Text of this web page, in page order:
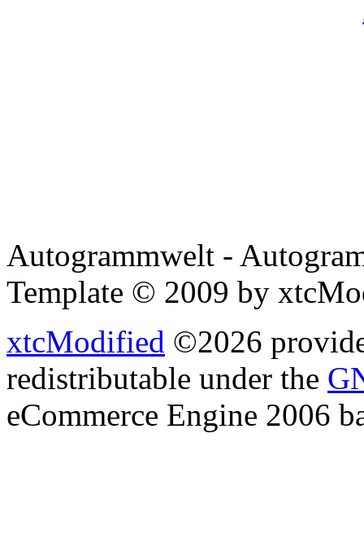
Autogrammwelt -
Template © 2009 by
xtcModified ©2026
redistributable under the
eCommerce Engine 2006